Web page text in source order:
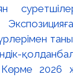
2026